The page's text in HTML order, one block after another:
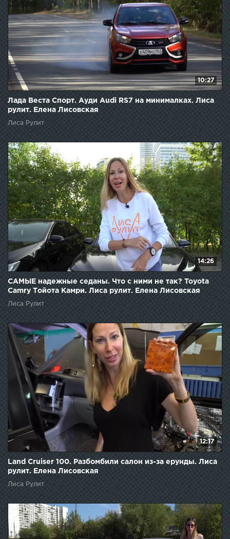
10:27
Лада Веста Спорт. Ауди Audi RS7 на минималках. Лиса
рулит. Елена Лисовская
Лиса Рулит
14:26
САМЫЕ надежные седаны. Что с ними не так? Toyota
Camry Тойота Камри. Лиса рулит. Елена Лисовская
Лиса Рулит
12:17
Land Cruiser 100. Разбомбили салон из-за ерунды. Лиса
рулит. Елена Лисовская
Лиса Рулит